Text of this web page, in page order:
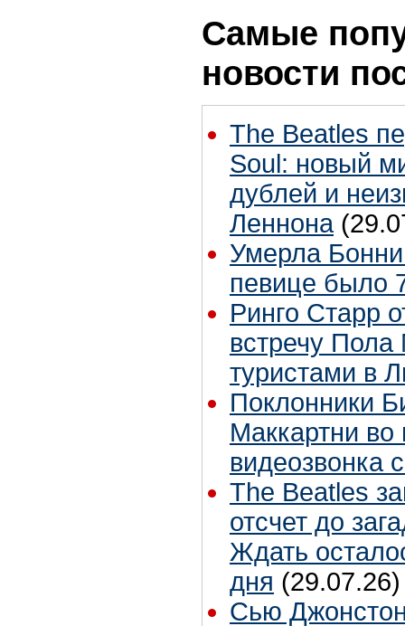
Самые
новости
The Beatles
Soul: новый
дублей и
Леннона
Умерла
певице было
Ринго Старр
встречу Пола
туристами в
Поклонники
Маккартни во
видеозвонка
The Beatles
отсчет до
Ждать
дня (29.07.26)
Сью